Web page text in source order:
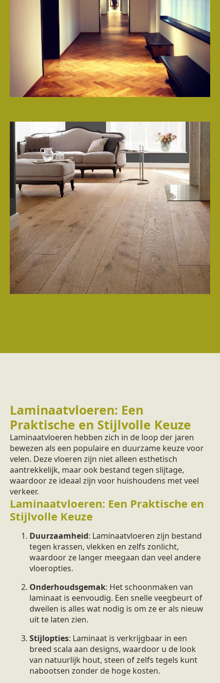
Laminaatvloeren: Een
Praktische en Stijlvolle Keuze
Laminaatvloeren hebben zich in de loop der jaren
bewezen als een populaire en duurzame keuze voor
velen. Deze vloeren zijn niet alleen esthetisch
aantrekkelijk, maar ook bestand tegen slijtage,
waardoor ze ideaal zijn voor huishoudens met veel
verkeer.
Laminaatvloeren: Een Praktische en
Stijlvolle Keuze
Duurzaamheid: Laminaatvloeren zijn bestand
tegen krassen, vlekken en zelfs zonlicht,
waardoor ze langer meegaan dan veel andere
vloeropties.
Onderhoudsgemak: Het schoonmaken van
laminaat is eenvoudig. Een snelle veegbeurt of
dweilen is alles wat nodig is om ze er als nieuw
uit te laten zien.
Stijlopties: Laminaat is verkrijgbaar in een
breed scala aan designs, waardoor u de look
van natuurlijk hout, steen of zelfs tegels kunt
nabootsen zonder de hoge kosten.